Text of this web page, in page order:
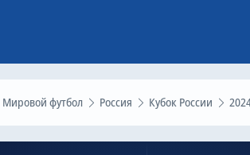
Мировой футбол Россия Кубок России